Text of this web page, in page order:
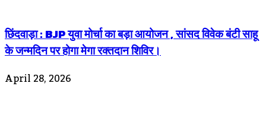
छिंदवाड़ा : BJP युवा मोर्चा का बड़ा आयोजन , सांसद विवेक बंटी साहू
के जन्मदिन पर होगा मेगा रक्तदान शिविर।
April 28, 2026